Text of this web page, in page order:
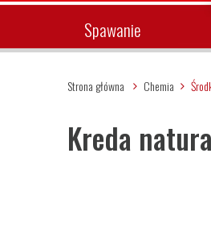
Spawanie
Strona główna Chemia
Kreda